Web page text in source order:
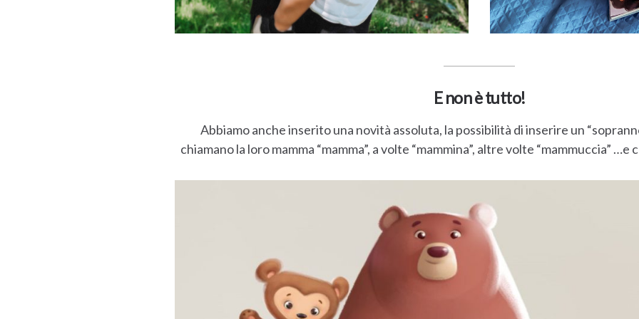
E non è tutto!
Abbiamo anche inserito una novità assoluta, la possibilità di inserire un
chiamano la loro mamma “mamma”, a volte “mammina”, altre volte “mammuccia”